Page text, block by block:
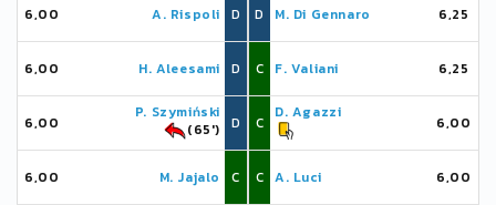
6,00 A. Rispoli D
6,00 H. Aleesami D
6,00
P. Szymiński
(65')
D
6,00 M. Jajalo C
D M. Di Gennaro 6,25
C F. Valiani 6,25
C
D. Agazzi
6,00
C A. Luci 6,00